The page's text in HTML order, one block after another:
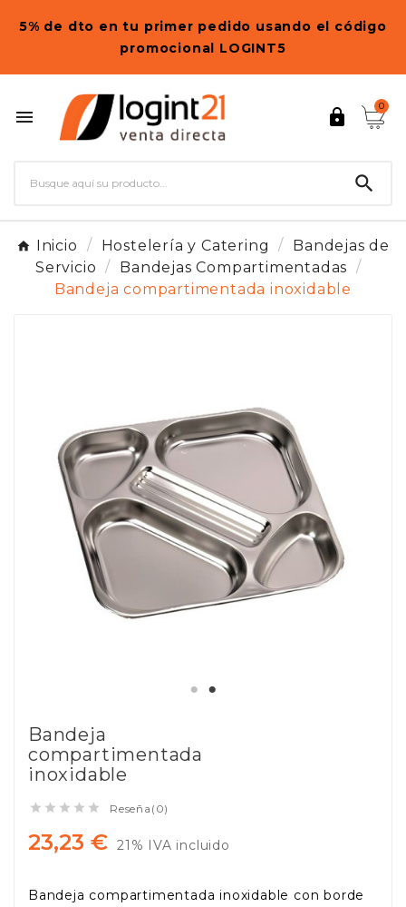
5% de dto en tu primer pedido usando el código
promocional LOGINT5
 
0

Inicio Hostelería y Catering
Bandejas de
Servicio
Bandejas Compartimentadas
Bandeja compartimentada inoxidable
Bandeja
compartimentada
inoxidable
     Reseña(0)
23,23 € 21% IVA incluido
Bandeja compartimentada inoxidable con borde